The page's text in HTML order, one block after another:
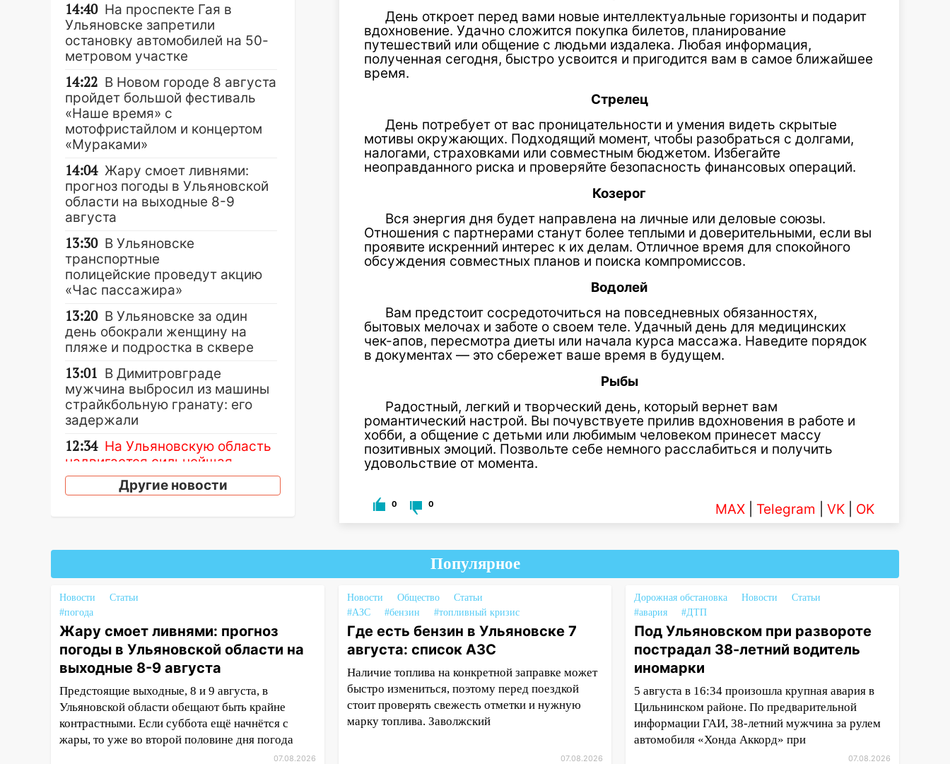
День откроет перед вами новые интеллектуальные горизонты и подарит
вдохновение. Удачно сложится покупка билетов, планирование
путешествий или общение с людьми издалека. Любая информация,
полученная сегодня, быстро усвоится и пригодится вам в самое ближайшее
время.
Стрелец
День потребует от вас проницательности и умения видеть скрытые
мотивы окружающих. Подходящий момент, чтобы разобраться с долгами,
налогами, страховками или совместным бюджетом. Избегайте
неоправданного риска и проверяйте безопасность финансовых операций.
Козерог
Вся энергия дня будет направлена на личные или деловые союзы.
Отношения с партнерами станут более теплыми и доверительными, если вы
проявите искренний интерес к их делам. Отличное время для спокойного
обсуждения совместных планов и поиска компромиссов.
Водолей
Вам предстоит сосредоточиться на повседневных обязанностях,
бытовых мелочах и заботе о своем теле. Удачный день для медицинских
чек-апов, пересмотра диеты или начала курса массажа. Наведите порядок
в документах — это сбережет ваше время в будущем.
Рыбы
Радостный, легкий и творческий день, который вернет вам
романтический настрой. Вы почувствуете прилив вдохновения в работе и
хобби, а общение с детьми или любимым человеком принесет массу
позитивных эмоций. Позвольте себе немного расслабиться и получить
удовольствие от момента.
0 0 MAX Telegram VK OK
14:40 На проспекте Гая в
Ульяновске запретили
остановку автомобилей на 50-
метровом участке
14:22 В Новом городе 8 августа
пройдет большой фестиваль
«Наше время» с
мотофристайлом и концертом
«Мураками»
14:04 Жару смоет ливнями:
прогноз погоды в Ульяновской
области на выходные 8-9
августа
13:30 В Ульяновске
транспортные
полицейские проведут акцию
«Час пассажира»
13:20 В Ульяновске за один
день обокрали женщину на
пляже и подростка в сквере
13:01 В Димитровграде
мужчина выбросил из машины
страйкбольную гранату: его
задержали
12:34 На Ульяновскую область
надвигается сильнейшая
непогода: град и шквал до 27
м/с
760 тысяч рублей
12:20 В Чердаклинском районе
столкнулись «Лада» и
Chevrolet: пострадал 14-летний
подросток
12:00 Где есть бензин в
Ульяновске 7 августа: список
11:50 Заснул рядом с ребёнком
и случайно задушил его: суд
вынес приговор
Другие новости
Популярное
Новости
Статьи
#погода
Жару смоет ливнями: прогноз
погоды в Ульяновской области на
выходные 8-9 августа
Предстоящие выходные, 8 и 9 августа, в
Ульяновской области обещают быть крайне
контрастными. Если суббота ещё начнётся с
жары, то уже во второй половине дня погода
07.08.2026
Новости Общество
Статьи
#АЗС
#бензин #топливный кризис
Где есть бензин в Ульяновске 7
августа: список АЗС
Наличие топлива на конкретной заправке может
быстро измениться, поэтому перед поездкой
стоит проверять свежесть отметки и нужную
марку топлива. Заволжский
07.08.2026
Дорожная обстановка Новости
Статьи
#авария
#ДТП
Под Ульяновском при развороте
пострадал 38-летний водитель
иномарки
5 августа в 16:34 произошла крупная авария в
Цильнинском районе. По предварительной
информации ГАИ, 38-летний мужчина за рулем
автомобиля «Хонда Аккорд» при
07.08.2026